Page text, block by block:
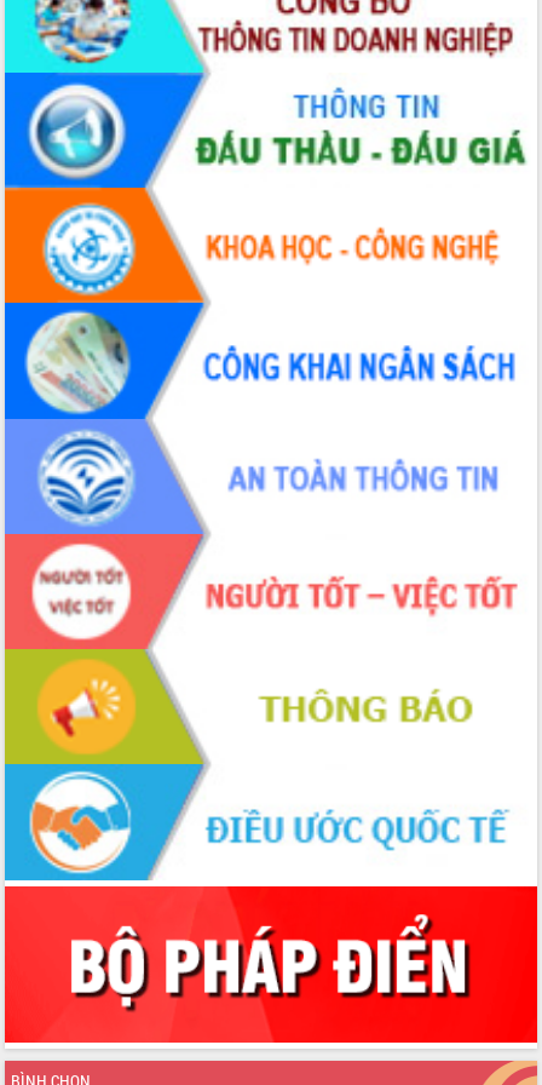
Định vị cà phê Việt Nam như một “di
sản sống” trong dòng chảy toàn cầu
Xây dựng nông thôn mới: Nâng cao đời
sống người dân từ những mô hình thiết
thực
Quyết liệt tháo gỡ vướng mắc, đẩy
nhanh tiến độ các dự án trọng điểm
trong Khu kinh tế Nam Phú Yên
Hòn Yến phát triển du lịch gắn với bảo
tồn biển
Lấy ý kiến điều chỉnh Quy hoạch tỉnh
Đắk Lắk thời kỳ 2021-2030, tầm nhìn
đến năm 2050
Phát động chiến dịch 30 ngày đêm
giải phóng mặt bằng Tuyến đường bộ
ven biển
Đắk Lắk nỗ lực thúc đẩy tăng trưởng
kinh tế từ 10% trở lên trong Quý
II/2026
Đắk Lắk ký kết thỏa thuận hợp tác về
chuyển đổi số giai đoạn 2026 – 2030
với Tập đoàn Bưu chính Viễn thông
Việt Nam
Thứ trưởng Bộ Y tế làm việc với tỉnh
Đắk Lắk về phát triển nhân lực y tế
cho trạm y tế cấp xã
Du lịch Đắk Lắk nâng tầm trải nghiệm
du khách thông qua Hệ thống cơ sở dữ
liệu và Bản đồ số
Tập huấn ứng dụng trí tuệ nhân tạo (AI)
trong thương mại điện tử năm 2026
Đoàn đại biểu Quốc hội tỉnh Đắk Lắk
trao đổi thông tin trước Kỳ họp thứ
nhất, Quốc hội khóa XVI
Quyết liệt cải cách hành chính, khơi
thông nguồn lực phát triển
Nâng cao hiệu lực, hiệu quả HĐND
tỉnh thông qua hiện đại hóa hành chính
Xã Ea Phê gắn cải cách hành chính với
Phó Chủ tịch Thường trực UBND tỉnh